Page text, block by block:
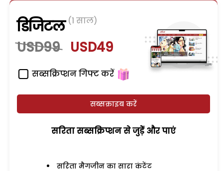
डिजिटल (1 साल)
USD99 USD49
सब्सक्रिप्शन गिफ्ट करें
सब्सक्राइब करें
सरिता सब्सक्रिप्शन से जुड़ेें और पाएं
सरिता मैगजीन का सारा कंटेंट